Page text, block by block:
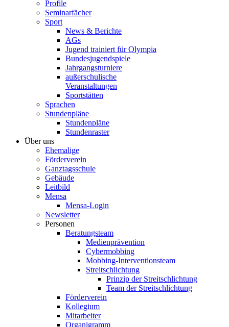
Profile
Seminarfächer
Sport
News & Berichte
AGs
Jugend trainiert für Olympia
Bundesjugendspiele
Jahrgangsturniere
außerschulische
Veranstaltungen
Sportstätten
Sprachen
Stundenpläne
Stundenpläne
Stundenraster
Über uns
Ehemalige
Förderverein
Ganztagsschule
Gebäude
Leitbild
Mensa
Mensa-Login
Newsletter
Personen
Beratungsteam
Medienprävention
Cybermobbing
Mobbing-Interventionsteam
Streitschlichtung
Prinzip der Streitschlichtung
Team der Streitschlichtung
Förderverein
Kollegium
Mitarbeiter
Organigramm